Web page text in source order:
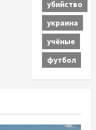
убийство
украина
учёные
футбол